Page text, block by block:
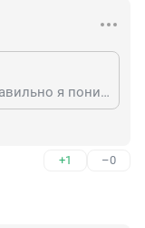
а ты автозагаром мажешься - правильно я понимаю?
+1 –0